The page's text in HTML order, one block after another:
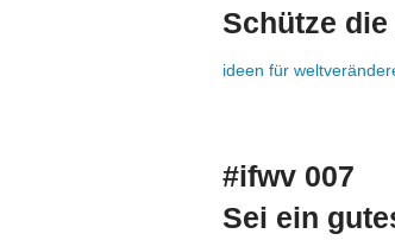
Schütze die
ideen für
#ifwv 007
Sei ein